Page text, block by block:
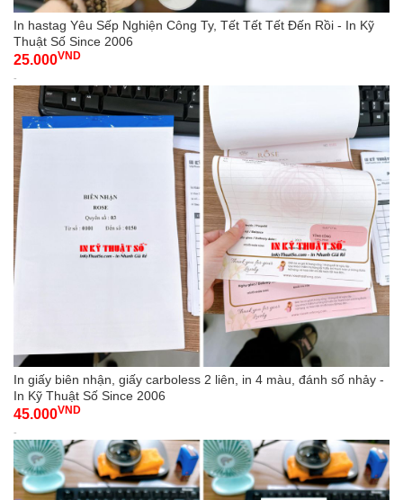
In hastag Yêu Sếp Nghiện Công Ty, Tết Tết Tết Đến Rồi - In Kỹ
Thuật Số Since 2006
25.000VND
-
In giấy biên nhận, giấy carboless 2 liên, in 4 màu, đánh số nhảy -
In Kỹ Thuật Số Since 2006
45.000VND
-